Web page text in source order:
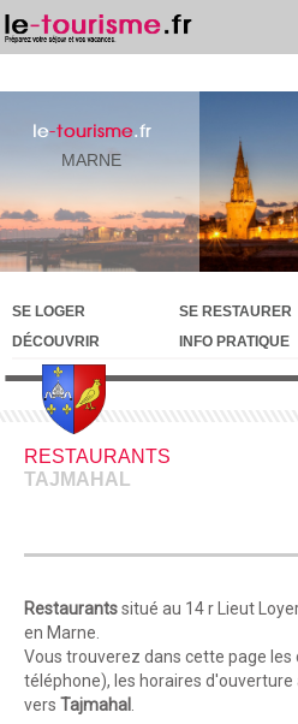
le-tourisme.fr
MARNE
SE LOGER SE RESTAURER
DÉCOUVRIR
INFO PRATIQUE
RESTAURANTS
TAJMAHAL
Restaurantssitué au 14 r Lieut
en Marne.
Vous trouverez dans cette page les
téléphone), les horaires d'ouverture
vers Tajmahal .